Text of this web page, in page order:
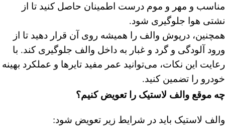
مناسب و مهر و موم درست اطمینان حاصل کنید تا از
نشتی هوا جلوگیری شود.
همچنین، درپوش والف را همیشه روی آن قرار دهید تا از
ورود آلودگی و گرد و غبار به داخل والف جلوگیری کند. با
رعایت این نکات، می‌توانید عمر مفید تایرها و عملکرد بهینه
خودرو را تضمین کنید.
چه موقع والف لاستیک را تعویض کنیم؟
والف لاستیک باید در شرایط زیر تعویض شود: